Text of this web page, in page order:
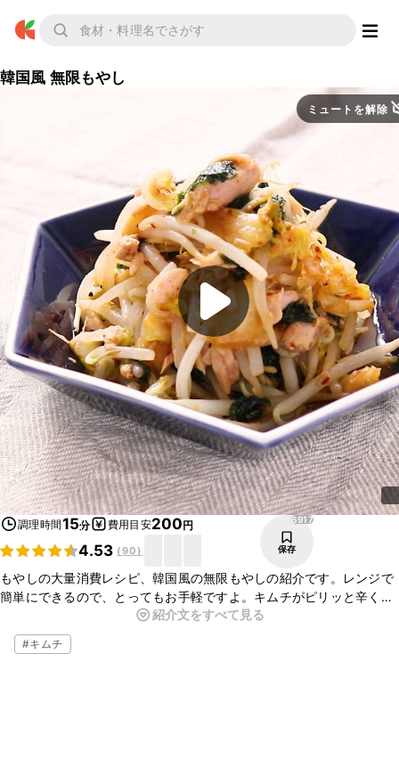
韓国風 無限もやし
ミュートを解除
調理時間15分 費用目安200円
4.53 (90)
6917
保存
もやしの大量消費レシピ、韓国風の無限もやしの紹介です。レンジで
簡単にできるので、とってもお手軽ですよ。キムチがピリッと辛くや
みつきになる一品です。おつまみにもぴったりなので、ぜひ作ってみ
てくださいね。
※『ダシダ』は「シージェイ チェイルジェダン コーポレーション」の
紹介文をすべて見る
#キムチ